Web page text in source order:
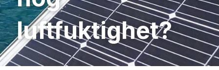
Solceller Glas-Glas
Fullt svarta Solceller
N-TOPCon Serien Solceller
Maysun Solar nyheter
English
Deutsch
Italiano
WhatsApp
luftfuktighet?